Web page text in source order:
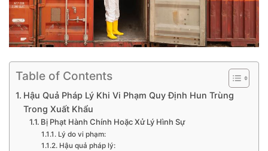
Table of Contents
Hậu Quả Pháp Lý Khi Vi Phạm Quy Định Hun Trùng
Trong Xuất Khẩu
Bị Phạt Hành Chính Hoặc Xử Lý Hình Sự
Lý do vi phạm:
Hậu quả pháp lý: